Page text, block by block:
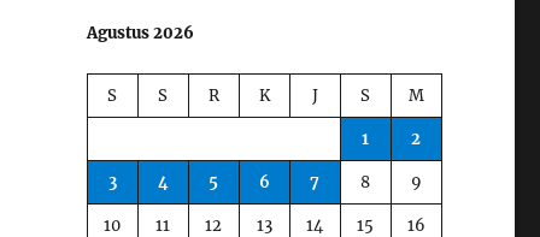
Agustus 2026
S S R K J S M
1 2
3 4 5 6 7 8 9
10 11 12 13 14 15 16